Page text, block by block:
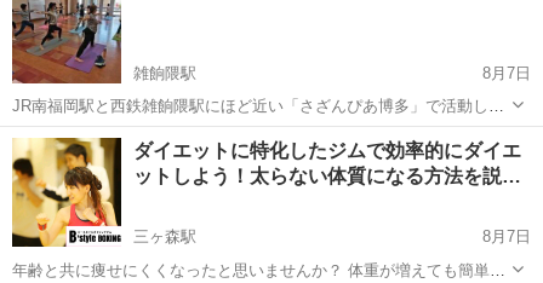
雑餉隈駅
8月7日
JR南福岡駅と西鉄雑餉隈駅にほど近い「さざんぴあ博多」で活動して
るヨガサークルです。 毎週、日曜朝9:15～10:15の60分ヨガの練習を
やってます♪ 男性も女性も一緒に身体を動かしていつまでも若々しさ
を維持しましょ...
福岡 福岡市 雑餉隈駅 ヨガ
ダイエットに特化したジムで効率的にダイエ
ットしよう！太らない体質になる方法を説…
三ヶ森駅
8月7日
年齢と共に痩せにくくなったと思いませんか？ 体重が増えても簡単に